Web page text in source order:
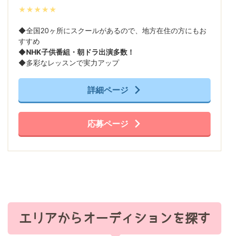
★★★★★
◆全国20ヶ所にスクールがあるので、地方在住の方にもお
すすめ
◆NHK子供番組・朝ドラ出演多数！
◆多彩なレッスンで実力アップ
詳細ページ
応募ページ
エリアからオーディションを探す